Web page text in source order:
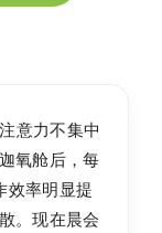
意力不集中
氧舱后，每
效率明显提
。现在晨会